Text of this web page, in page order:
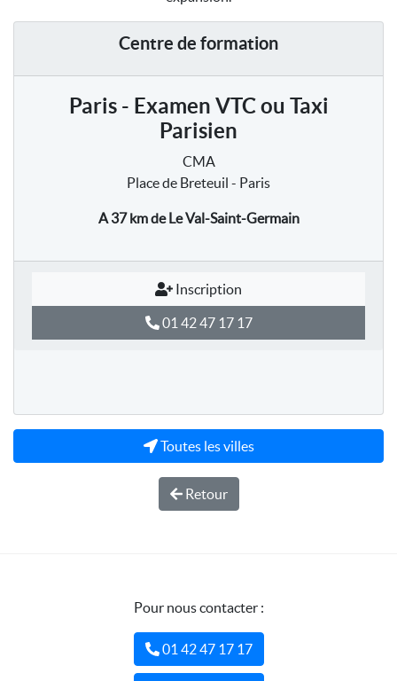
Centre de formation
Paris - Examen VTC ou Taxi
Parisien
CMA
Place de Breteuil - Paris
A 37 kmde Le Val-Saint-Germain
Inscription
01 42 47 17 17
Toutes les villes
Retour
Pour nous contacter :
01 42 47 17 17